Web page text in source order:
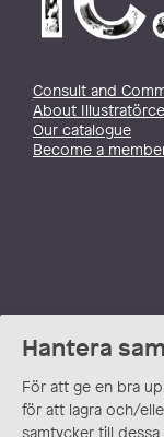
Hantera
För att ge en bra
för att lagra och/
samtycker till
Consult and
About
Our catalogue
Become a